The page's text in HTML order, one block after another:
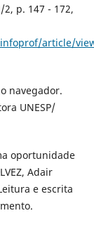
p. 147 - 172,
article/
navegador.
UNESP/
oportunidade
Adair
e escrita